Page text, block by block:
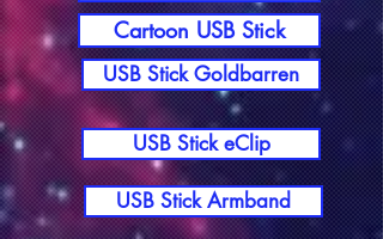
Cartoon USB Stick
USB Stick Goldbarren
USB Stick eClip
USB Stick Armband